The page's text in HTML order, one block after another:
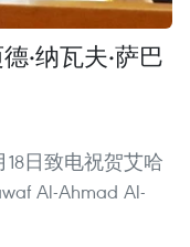
·纳瓦夫·萨巴
日致电祝贺艾哈
Al-Ahmad Al-